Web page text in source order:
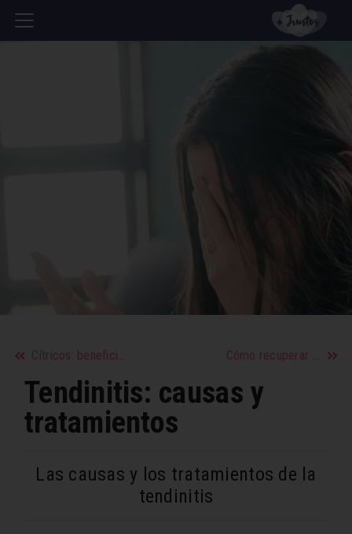
Cítricos: beneficios y propiedades Cómo recuperar el brillo de tu pelo
Tendinitis: causas y
tratamientos
Las causas y los tratamientos de la
tendinitis